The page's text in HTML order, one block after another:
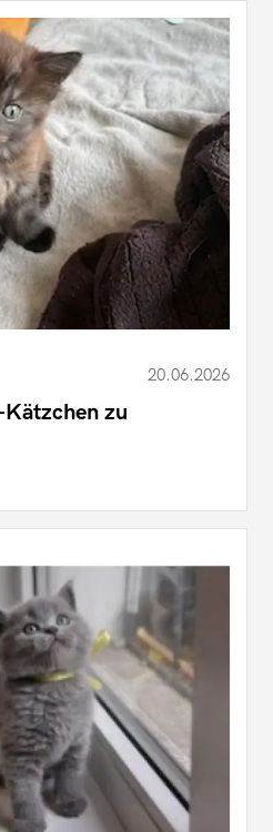
20.06.2026
zu